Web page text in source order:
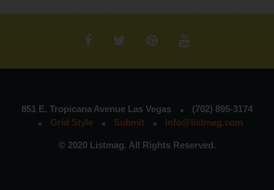
851 E. Tropicana Avenue Las Vegas
(702) 895-3174
Grid Style
Submit info@listmag.com
© 2020 Listmag. All Rights Reserved.